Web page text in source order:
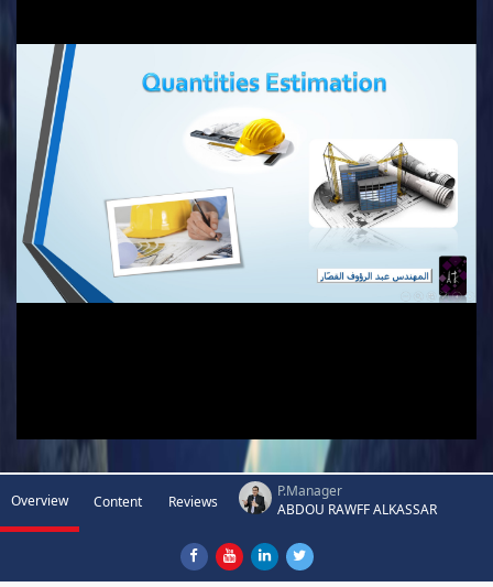
Overview Content Reviews
P.Manager
ABDOU RAWFF ALKASSAR